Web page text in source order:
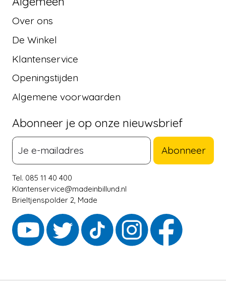
Over ons
De Winkel
Klantenservice
Openingstijden
Algemene voorwaarden
Abonneer je op onze nieuwsbrief
Abonneer
Tel. 085 11 40 400
Klantenservice@madeinbillund.nl
Brieltjenspolder 2, Made